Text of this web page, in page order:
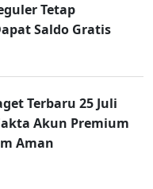
Tetap
Saldo Gratis
Terbaru 25 Juli
Akun Premium
Aman